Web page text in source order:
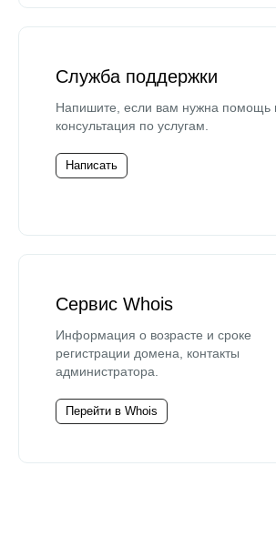
Служба поддержки
Напишите, если вам нужна помощь
консультация по услугам.
Написать
Сервис Whois
Информация о возрасте и сроке
регистрации домена, контакты
администратора.
Перейти в Whois